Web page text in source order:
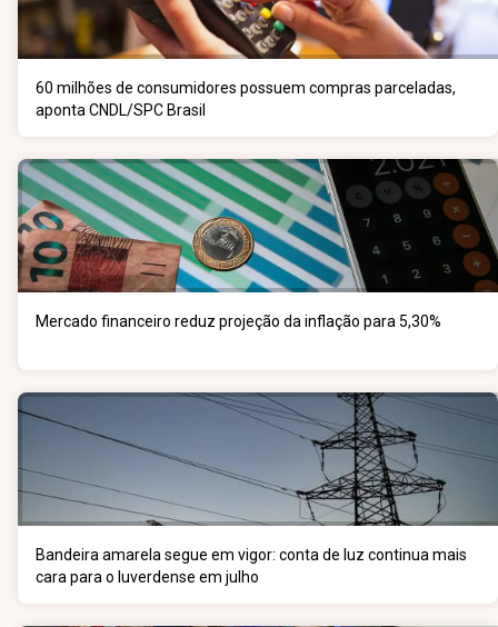
60 milhões de consumidores possuem compras parceladas,
aponta CNDL/SPC Brasil
Mercado financeiro reduz projeção da inflação para 5,30%
Bandeira amarela segue em vigor: conta de luz continua mais
cara para o luverdense em julho